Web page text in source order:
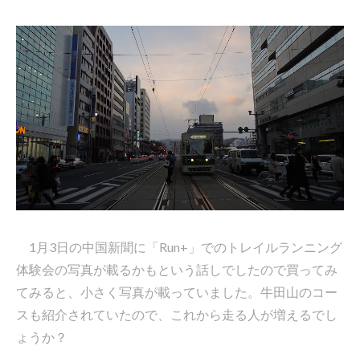
1月3日の中国新聞に「Run+」でのトレイルランニング
体験会の写真が載るかもという話しでしたので買ってみ
てみると、小さく写真が載っていました。牛田山のコー
スも紹介されていたので、これから走る人が増えるでし
ょうか？